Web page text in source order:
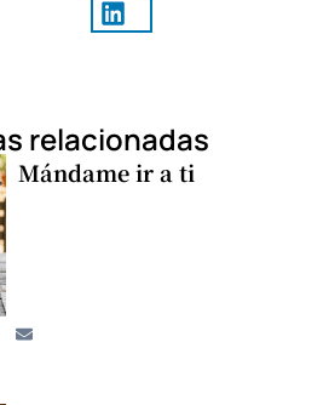
relacionadas
Mándame ir a ti